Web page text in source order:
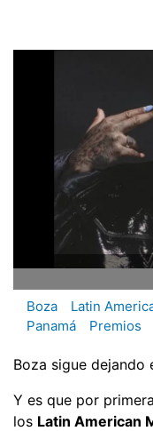
Boza Latin
Panamá
Premios
Boza sigue dejando
Y es que por
los Latin American